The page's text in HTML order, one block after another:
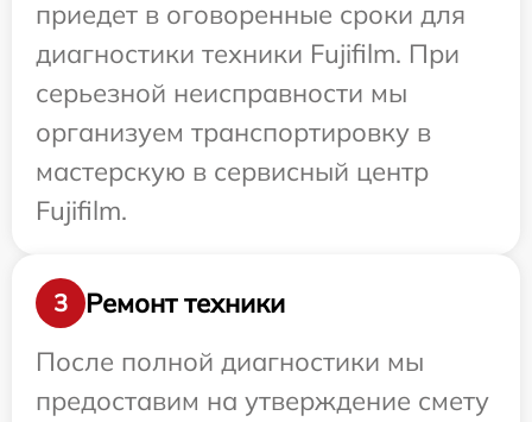
приедет в оговоренные сроки для
диагностики техники Fujifilm. При
серьезной неисправности мы
организуем транспортировку в
мастерскую в сервисный центр
Fujifilm.
3
Ремонт техники
После полной диагностики мы
предоставим на утверждение смету